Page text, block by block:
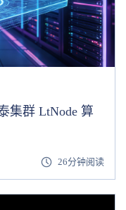
集群 LtNode 算
26分钟阅读